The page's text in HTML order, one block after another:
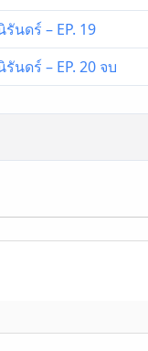
นดร์ – EP. 19
นดร์ – EP. 20 จบ